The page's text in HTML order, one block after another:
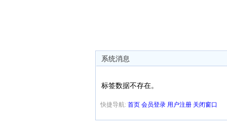
系统消息
标签数据不存在。
快捷导航: 首页 会员登录 用户注册 关闭窗口